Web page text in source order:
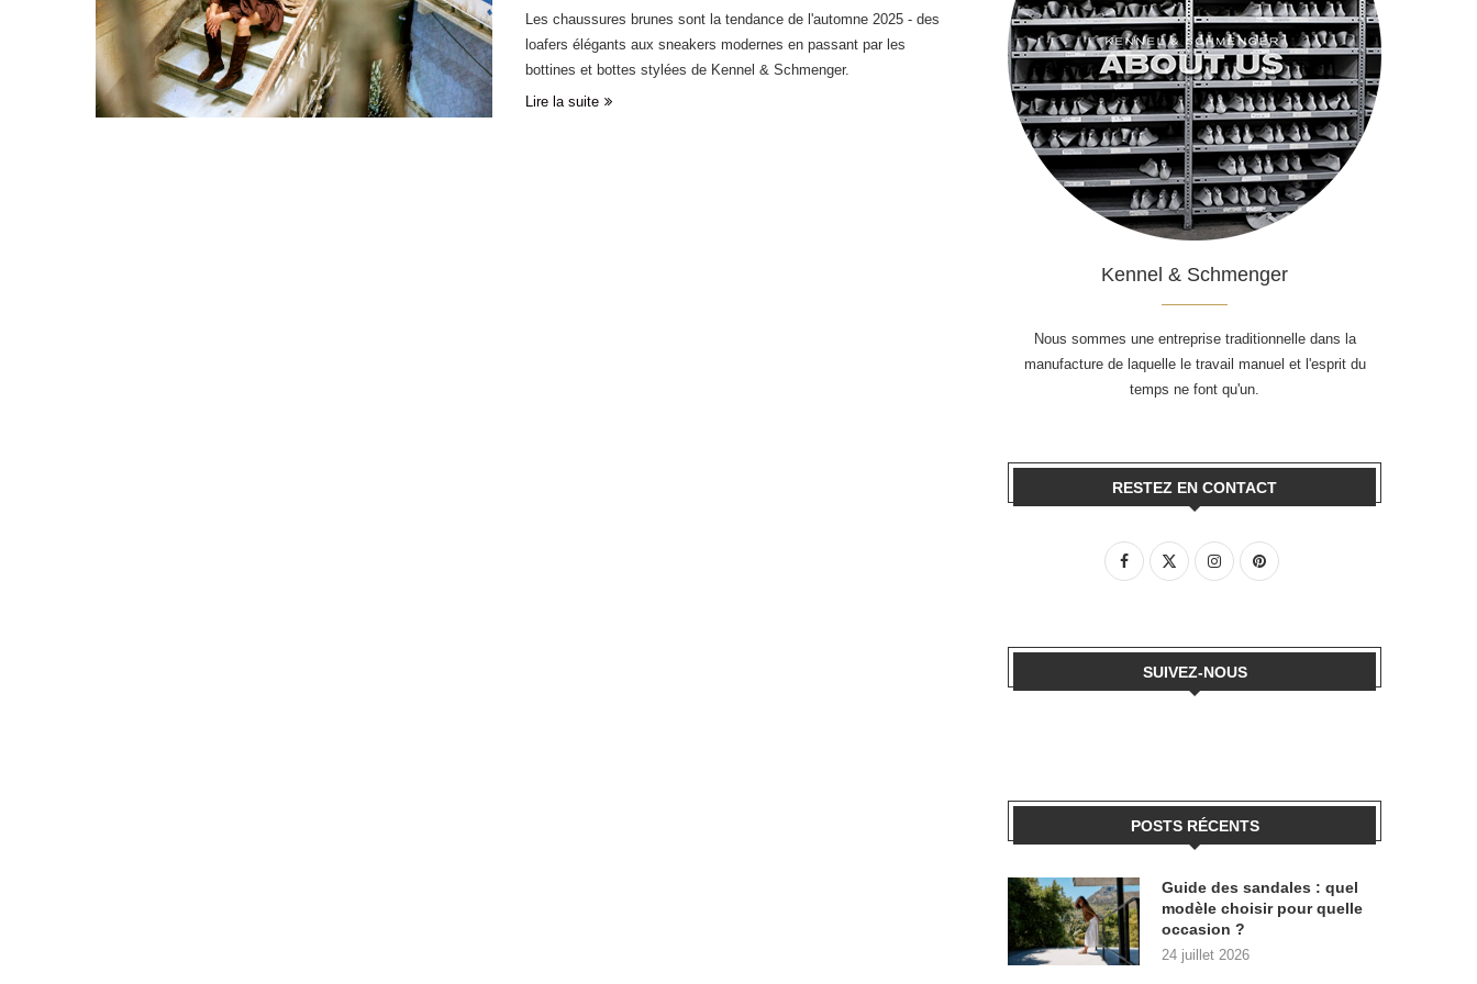
Les chaussures brunes sont la tendance de l'automne 2025 - des
loafers élégants aux sneakers modernes en passant par les
bottines et bottes stylées de Kennel & Schmenger.
Lire la suite
Kennel & Schmenger
Nous sommes une entreprise traditionnelle dans la
manufacture de laquelle le travail manuel et l'esprit du
temps ne font qu'un.
RESTEZ EN CONTACT
SUIVEZ-NOUS
POSTS RÉCENTS
Guide des sandales : quel
modèle choisir pour quelle
occasion ?
24 juillet 2026